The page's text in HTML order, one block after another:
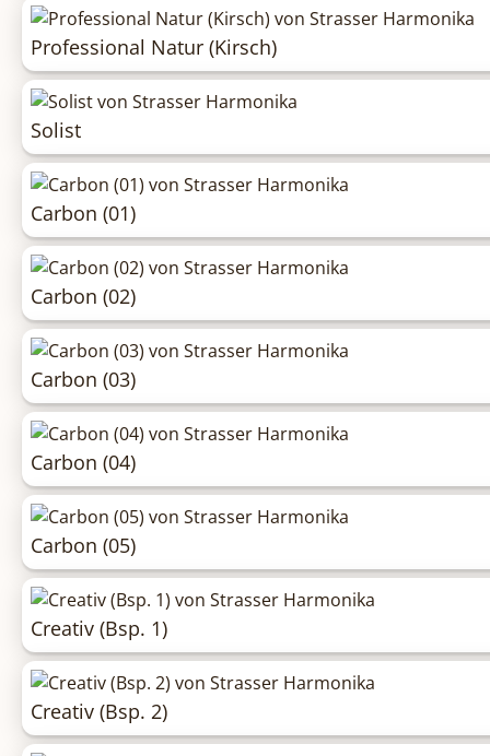
Professional Natur (Kirsch)
Solist
Carbon (01)
Carbon (02)
Carbon (03)
Carbon (04)
Carbon (05)
Creativ (Bsp. 1)
Creativ (Bsp. 2)